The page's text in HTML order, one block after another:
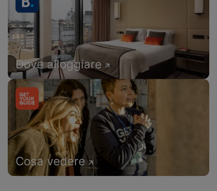
Dove alloggiare
Cosa vedere